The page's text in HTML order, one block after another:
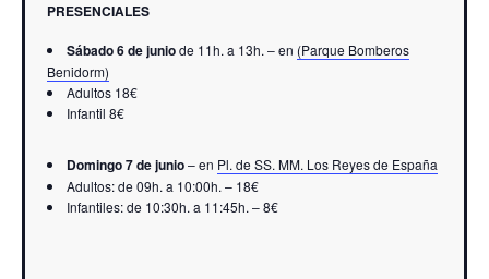
PRESENCIALES
Sábado 6 de juniode 11h. a 13h. – en (Parque Bomberos
Benidorm)
Adultos 18€
Infantil 8€
Domingo 7 de junio– en Pl. de SS. MM. Los Reyes de España
Adultos: de 09h. a 10:00h. – 18€
Infantiles: de 10:30h. a 11:45h. – 8€